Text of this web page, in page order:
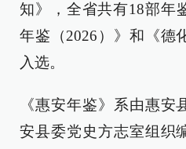
知》，全省共有18部年
年鉴（2026）》和《德
入选。
《惠安年鉴》系由惠
安县委党史方志室组织